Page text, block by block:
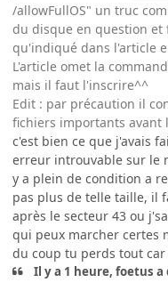
/allowFullOS" un truc
du disque en question
qu'indiqué dans l'article
L'article omet la
mais il faut l'inscrire^^
Edit : par précaution il
fichiers importants avant
c'est bien ce que j'avais
erreur introuvable sur le
y a plein de condition a
pas plus de telle taille, il
après le secteur 43 ou
qui peux marcher certes
du coup tu perds tout
Il y a 1 heure, foetus a